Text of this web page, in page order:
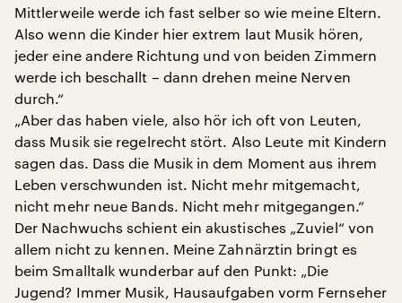
Mittlerweile werde ich fast selber so wie meine Eltern.
Also wenn die Kinder hier extrem laut Musik hören,
jeder eine andere Richtung und von beiden Zimmern
werde ich beschallt – dann drehen meine Nerven
durch.“
„Aber das haben viele, also hör ich oft von Leuten,
dass Musik sie regelrecht stört. Also Leute mit Kindern
sagen das. Dass die Musik in dem Moment aus ihrem
Leben verschwunden ist. Nicht mehr mitgemacht,
nicht mehr neue Bands. Nicht mehr mitgegangen.“
Der Nachwuchs schient ein akustisches „Zuviel“ von
allem nicht zu kennen. Meine Zahnärztin bringt es
beim Smalltalk wunderbar auf den Punkt: „Die
Jugend? Immer Musik, Hausaufgaben vorm Fernseher